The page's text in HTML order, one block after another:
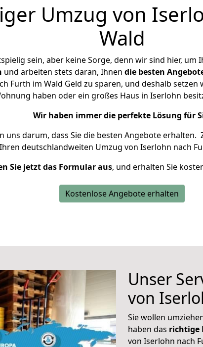
Umzug von
Wald
sein, aber keine Sorge, denn wir sind hier, um
und arbeiten stets daran, Ihnen die besten
Furth im Wald Geld zu sparen, und deshalb
haben oder ein großes Haus in Iserlohn
Wir haben immer die perfekte Lösung für
uns darum, dass Sie die besten Angebote erhalten.
deutschlandweiten Umzug von Iserlohn nach
Sie jetzt das Formular aus, und erhalten Sie
Kostenlose Angebote erhalten
Unser
von
Sie wollen
haben das richtige
von Iserlohn nach